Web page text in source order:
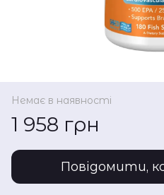
Немає в наявності
1 958 грн
Повідомити,